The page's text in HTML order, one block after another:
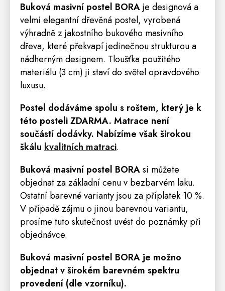
Buková masivní postel BORAje designová a
velmi elegantní dřevěná postel, vyrobená
výhradně z jakostního bukového masivního
dřeva, které překvapí jedinečnou strukturou a
nádherným designem. Tloušťka použitého
materiálu (3 cm) ji staví do světel opravdového
luxusu.
Postel dodáváme spolu s roštem, který je k
této posteli ZDARMA. Matrace není
součástí dodávky. Nabízíme však širokou
škálu kvalitních matraci.
Buková masivní postel BORAsi můžete
objednat za základní cenu v bezbarvém laku.
Ostatní barevné varianty jsou za příplatek 10 %.
V případě zájmu o jinou barevnou variantu,
prosíme tuto skutečnost uvést do poznámky při
objednávce.
Buková masivní postel BORA je možno
objednat v širokém barevném spektru
provedení (dle vzorníku).